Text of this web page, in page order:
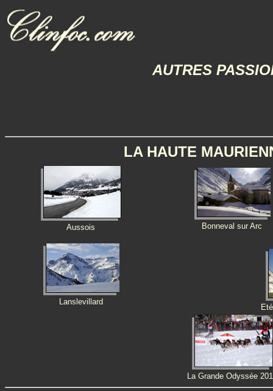
AUTRES
LA HAUTE
Aussois Bonneval sur Arc
Lanslevillard
La Grande Odyssée